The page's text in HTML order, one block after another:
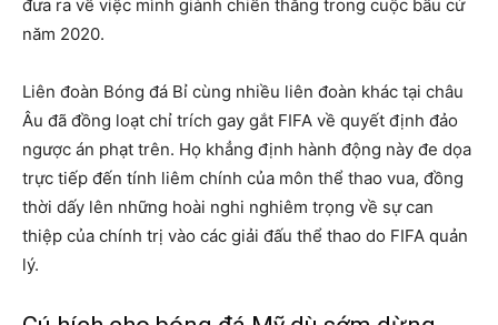
đưa ra về việc mình giành chiến thắng trong cuộc bầu cử
năm 2020.
Liên đoàn Bóng đá Bỉ cùng nhiều liên đoàn khác tại châu
Âu đã đồng loạt chỉ trích gay gắt FIFA về quyết định đảo
ngược án phạt trên. Họ khẳng định hành động này đe dọa
trực tiếp đến tính liêm chính của môn thể thao vua, đồng
thời dấy lên những hoài nghi nghiêm trọng về sự can
thiệp của chính trị vào các giải đấu thể thao do FIFA quản
lý.